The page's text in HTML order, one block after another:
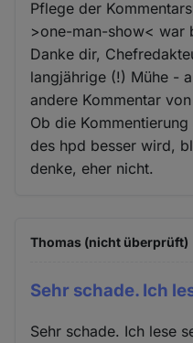
Pflege der
>one-man-show< war
Danke dir,
langjährige (!) Mühe -
andere Kommentar
Ob die
des hpd besser wird,
denke, eher nicht.
Thomas (nicht überprüft)
Sehr schade. Ich
Sehr schade. Ich lese